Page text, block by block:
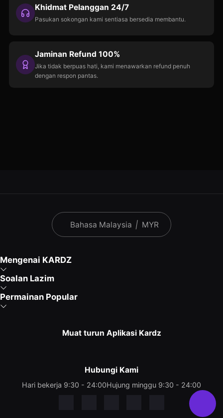
Khidmat Pelanggan 24/7
Pasukan sokongan kami sentiasa bersedia membantu.
Jaminan Refund 100%
Jika tidak berpuas hati, kami menawarkan refund penuh
dengan respon pantas.
Bahasa Malaysia | MYR
Mengenai KARDZ
Soalan Lazim
Permainan Popular
Muat turun Aplikasi Kardz
Hubungi Kami
Hari bekerja 9:30 - 24:00Hujung minggu 9:30 - 24:00